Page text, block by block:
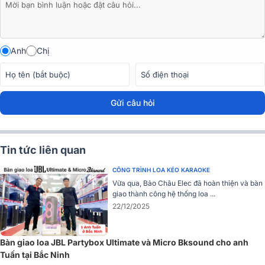
Anh Chị
Gửi câu hỏi
Tin tức liên quan
CÔNG TRÌNH LOA KÉO KARAOKE
Vừa qua, Bảo Châu Elec đã hoàn thiện và bàn
giao thành công hệ thống loa ...
22/12/2025
Bàn giao loa JBL Partybox Ultimate và Micro Bksound cho anh
Tuấn tại Bắc Ninh